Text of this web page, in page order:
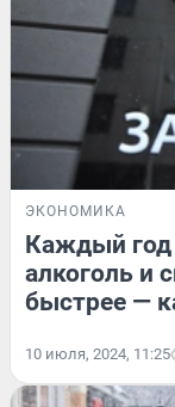
ЭКОНОМИКА
Каждый
алкоголь и
быстрее —
10 июля, 2024, 11:25